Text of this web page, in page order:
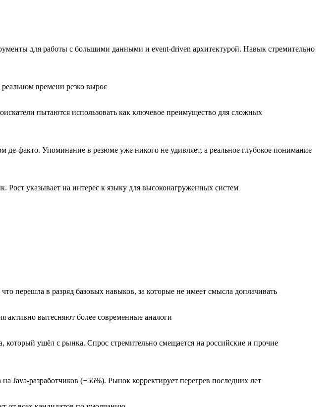
для работы с большими данными и event-driven архитектурой. Навык стремительно
времени резко вырос
пытаются использовать как ключевое преимущество для сложных
де-факто. Упоминание в резюме уже никого не удивляет, а реальное глубокое понимание
Рост указывает на интерес к языку для высоконагруженных систем
перешла в разряд базовых навыков, за которые не имеет смысла доплачивать
активно вытесняют более современные аналоги
который ушёл с рынка. Спрос стремительно смещается на российские и прочие
Java-разработчиков (−56%). Рынок корректирует перегрев последних лет